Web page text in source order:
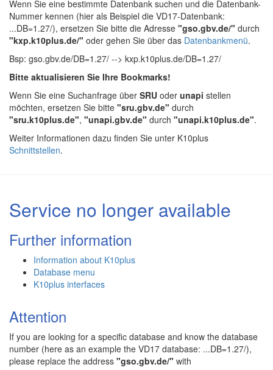
Wenn Sie eine bestimmte Datenbank suchen und die Datenbank-
Nummer kennen (hier als Beispiel die VD17-Datenbank:
...DB=1.27/), ersetzen Sie bitte die Adresse "gso.gbv.de/" durch
"kxp.k10plus.de/" oder gehen Sie über das Datenbankmenü.
Bsp: gso.gbv.de/DB=1.27/ --> kxp.k10plus.de/DB=1.27/
Bitte aktualisieren Sie Ihre Bookmarks!
Wenn Sie eine Suchanfrage über SRU oder unapi stellen
möchten, ersetzen Sie bitte "sru.gbv.de" durch
"sru.k10plus.de", "unapi.gbv.de" durch "unapi.k10plus.de".
Weiter Informationen dazu finden Sie unter K10plus
Schnittstellen.
Service no longer available
Further information
Information about K10plus
Database menu
K10plus interfaces
Attention
If you are looking for a specific database and know the database
number (here as an example the VD17 database: ...DB=1.27/),
please replace the address "gso.gbv.de/" with